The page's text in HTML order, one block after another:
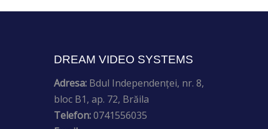
DREAM VIDEO SYSTEMS
Adresa:Bdul Independenței, nr. 8,
bloc B1, ap. 72, Brăila
Telefon: 0741556035